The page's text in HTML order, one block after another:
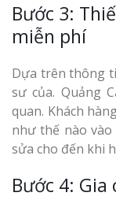
Bước 3:
miễn phí
Dựa trên thông
sư của. Quảng
quan. Khách
như thế nào vào
sửa cho đến khi
Bước 4: